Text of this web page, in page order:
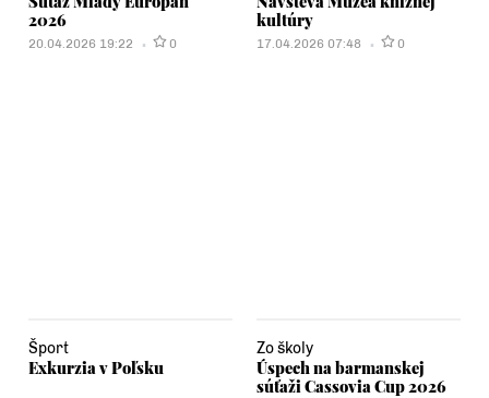
2026
20.04.2026 19:22 0
kultúry
17.04.2026 07:48 0
Šport
Exkurzia v Poľsku
Zo školy
Úspech na barmanskej
súťaži Cassovia Cup 2026